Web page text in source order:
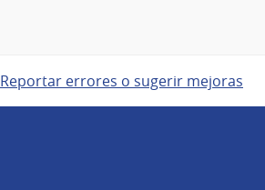
Reportar errores o sugerir mejoras